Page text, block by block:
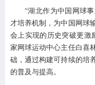
“湖北作为中国网球
才培养机制，为中国网球
会上实现的历史突破更激
家网球运动中心主任白喜
础，通过构建可持续的培
的普及与提高。